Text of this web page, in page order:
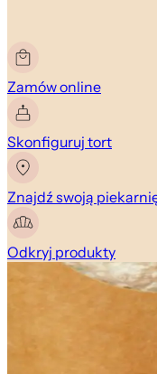
Zamów online
Skonfiguruj tort
Znajdź swoją
Odkryj produkty